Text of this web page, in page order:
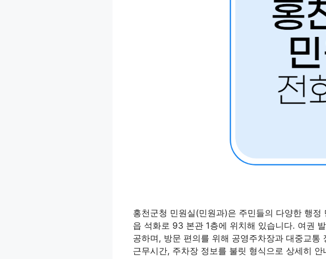
홍천군청 민원실(민원과)은 주민들의 다양한 행
읍 석화로 93 본관 1층에 위치해 있습니다. 여권
공하며, 방문 편의를 위해 공영주차장과 대중교
근무시간, 주차장 정보를 불릿 형식으로 상세히 안